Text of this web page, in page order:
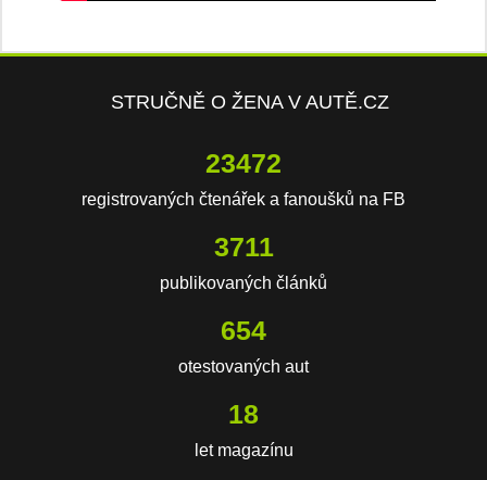
STRUČNĚ O ŽENA V AUTĚ.CZ
23472
registrovaných čtenářek a fanoušků na FB
3711
publikovaných článků
654
otestovaných aut
18
let magazínu